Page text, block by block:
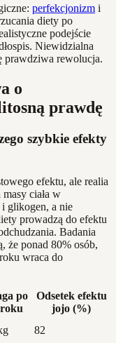
perfekcjonizm i
diety po
podejście
Niewidzialna
prawdziwa rewolucja.
o
prawdę
szybkie efekty
efektu, ale realia
ciała w
glikogen, a nie
prowadzą do efektu
Badania
że ponad 80% osób,
wraca do
po
Odsetek efektu
jojo (%)
82